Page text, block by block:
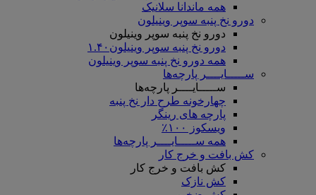
همه ماندانا سلانیک
دورو نخ پنبه سوپر وینیلون
دورو نخ پنبه سوپر وینیلون
دورو نخ پنبه سوپر وینیلون۱.۴۰
همه دورو نخ پنبه سوپر وینیلون
ســـــایــــر پارچه‌ها
ســـــایــــر پارچه‌ها
چهارخونه طرح دار نخ پنبه
پارچه های رینگر
ویسکوز ۱۰۰٪
همه ســـــایــــر پارچه‌ها
کش بافت و خرج کار
کش بافت و خرج کار
کش نازک